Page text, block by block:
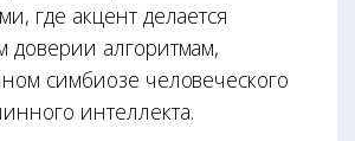
где акцент делается
доверии алгоритмам,
симбиозе человеческого
интеллекта.